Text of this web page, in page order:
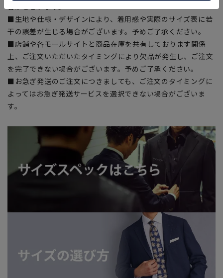
合がございます。
■生地や仕様・デザインにより、着用感や実際のサイズ表に若
干の誤差が生じる場合がございます。予めご了承ください。
■店舗や各モールサイトと商品在庫を共有しております関係
上、ご注文いただいたタイミングにより欠品が発生し、ご注文
を完了できない場合がございます。予めご了承ください。
■お急ぎ発送のご注文につきましても、ご注文のタイミングに
よってはお急ぎ発送サービスを選択できない場合がございま
す。